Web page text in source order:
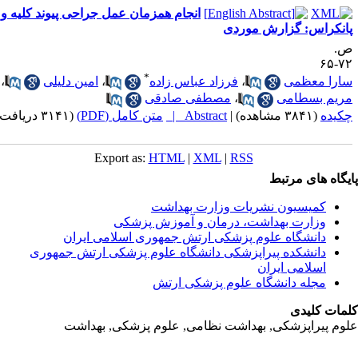
انجام همزمان عمل جراحی پیوند کلیه و
گزارش موردی
۶۵
معظمی
،فرزاد عباس زاده ،امین دلیلی
،
بسطامی
،مصطفی صادقی
(۳۸۴۱ مشاهده) |
Abstract | متن کامل (PDF) (۳۱۴۱ دریافت)
Export as:HTML |XML|RSS
های مرتبط
کمیسیون نشریات وزارت بهداشت
وزارت بهداشت، درمان و آموزش پزشکی
دانشگاه علوم پزشکی ارتش جمهوری اسلامی ایران
دانشکده پیراپزشکی دانشگاه علوم پزشکی ارتش جمهوری
اسلامی ایران
مجله دانشگاه علوم پزشکی ارتش
کلیدی
پیراپزشکی, بهداشت نظامی, علوم پزشکی, بهداشت